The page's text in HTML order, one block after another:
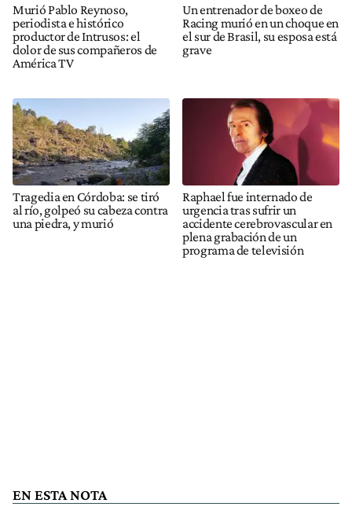
Murió Pablo Reynoso,
periodista e histórico
productor de Intrusos: el
dolor de sus compañeros de
América TV
Un entrenador de boxeo de
Racing murió en un choque en
el sur de Brasil, su esposa está
grave
Tragedia en Córdoba: se tiró
al río, golpeó su cabeza contra
una piedra, y murió
Raphael fue internado de
urgencia tras sufrir un
accidente cerebrovascular en
plena grabación de un
programa de televisión
EN ESTA NOTA